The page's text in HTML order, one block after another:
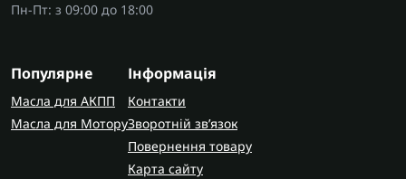
Пн-Пт: з 09:00 до 18:00
Популярне
Масла для АКПП
Масла для Мотору
Інформація
Контакти
Зворотній зв’язок
Повернення товару
Карта сайту